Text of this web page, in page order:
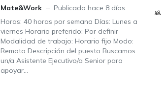
Mate&Work
Publicado hace 8 días
Horas: 40 horas por semana Días: Lunes a
viernes Horario preferido: Por definir
Modalidad de trabajo: Horario fijo Modo:
Remoto Descripción del puesto Buscamos
un/a Asistente Ejecutivo/a Senior para
apoyar...